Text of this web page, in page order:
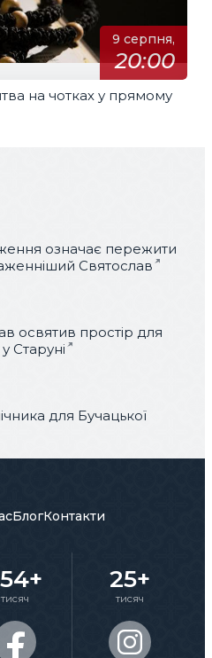
9 серпня,
20:00
на чотках у прямому
означає пережити
Святослав
освятив простір для
Старуні
для Бучацької
БлогКонтакти
тисяч
25+
тисяч